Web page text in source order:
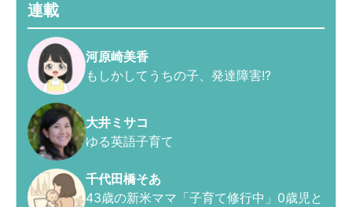
連載
河原崎美香
もしかしてうちの子、発達障害!?
大井ミサコ
ゆる英語子育て
千代田橋そあ
43歳の新米ママ「子育て修行中」0歳児と